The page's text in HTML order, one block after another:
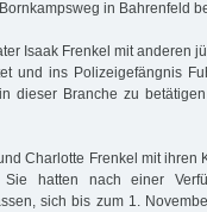
in Bahrenfeld
Isaak Frenkel mit anderen
und ins Polizeigefängnis
dieser Branche zu
Charlotte Frenkel mit ihren
hatten nach einer
sich bis zum 1.